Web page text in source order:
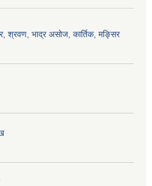
श्रवण, भाद्र असोज, कार्तिक, मङ्सिर